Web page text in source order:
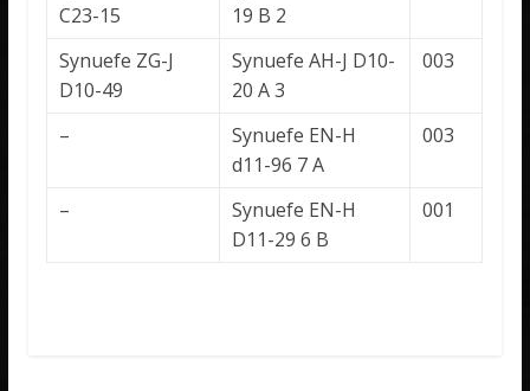
C23-15
19 B 2
Synuefe ZG-J
D10-49
Synuefe AH-J D10-
20 A 3
003
–
Synuefe EN-H
d11-96 7 A
003
–
Synuefe EN-H
D11-29 6 B
001